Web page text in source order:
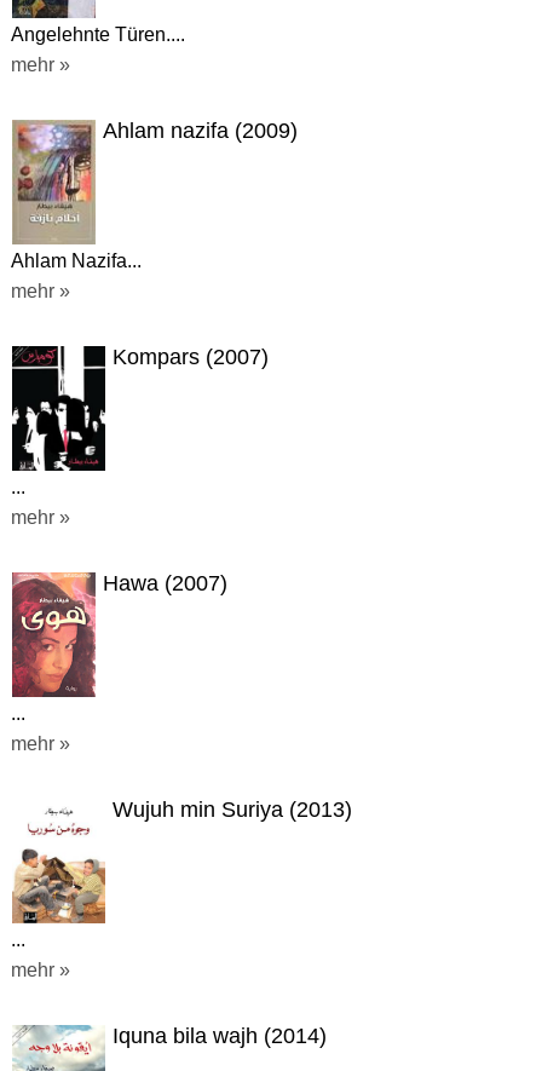
Angelehnte Türen....
mehr »
Ahlam nazifa (2009)
Ahlam Nazifa...
mehr »
Kompars (2007)
...
mehr »
Hawa (2007)
...
mehr »
Wujuh min Suriya (2013)
...
mehr »
Iquna bila wajh (2014)